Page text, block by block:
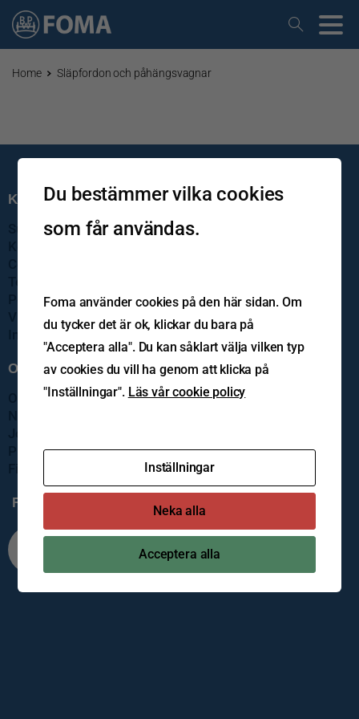
Home Släpfordon och påhängsvagnar
Kundservice
Support
Policys
Visselblåsning
Imprint
Om oss
Om Foma
Prislistor
Följ oss
Du bestämmer vilka cookies
som får användas.
Foma använder cookies på den här sidan. Om
du tycker det är ok, klickar du bara på
"Acceptera alla". Du kan såklart välja vilken typ
av cookies du vill ha genom att klicka på
"Inställningar". Läs vår cookie policy
Inställningar
Neka alla
Acceptera alla